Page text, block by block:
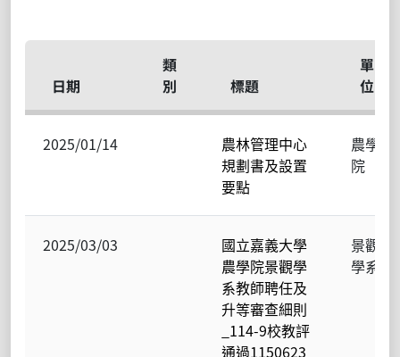
日期
類
別
標題
單
位
2025/01/14
農林管理中心
規劃書及設置
要點
農學
院
2025/03/03
國立嘉義大學
農學院景觀學
系教師聘任及
升等審查細則
_114-9校教評
通過1150623
景觀
學系